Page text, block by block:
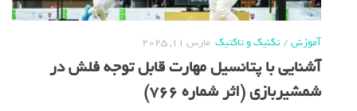
آموزش/تکنیک و تاکتیک مارس 11, 2025
آشنایی با پتانسیل مهارت قابل توجه فلش در
شمشیربازی (اثر شماره 766)